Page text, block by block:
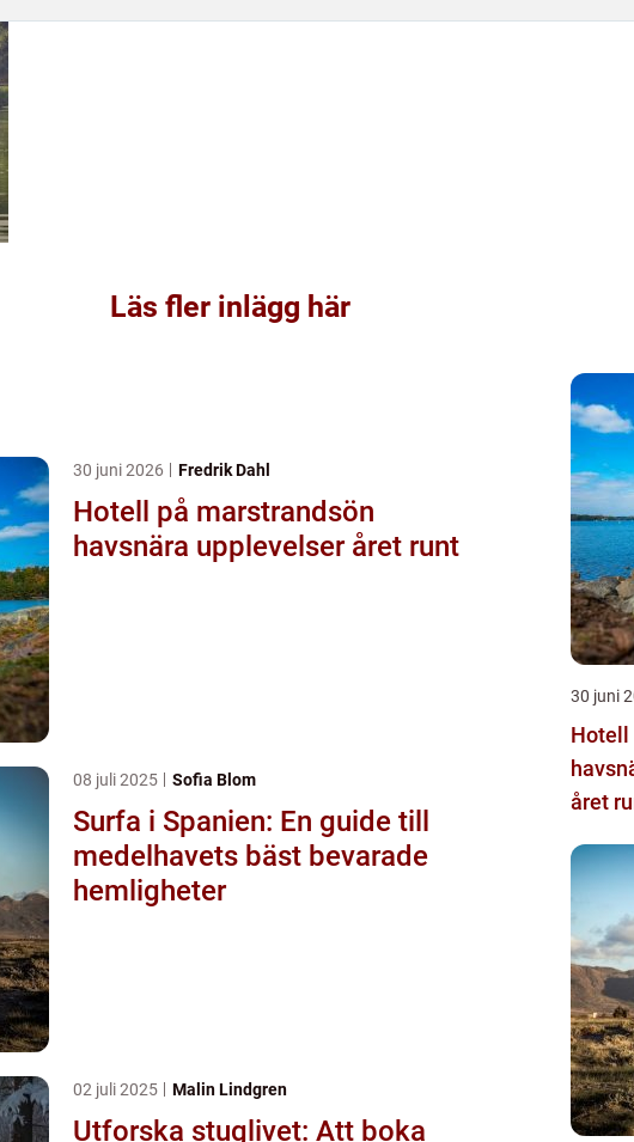
Läs fler inlägg här
30 juni 2026 Fredrik Dahl
Hotell på marstrandsön
havsnära upplevelser året runt
08 juli 2025 Sofia Blom
Surfa i Spanien: En guide till
medelhavets bäst bevarade
hemligheter
02 juli 2025 Malin Lindgren
Utforska stuglivet: Att boka
30 juni
Hotell
året